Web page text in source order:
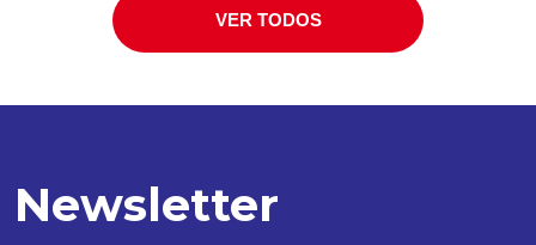
VER TODOS
Newsletter